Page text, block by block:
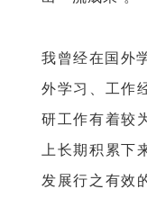
我曾经在国外
外学习、工作
研工作有着较
上长期积累下
发展行之有效